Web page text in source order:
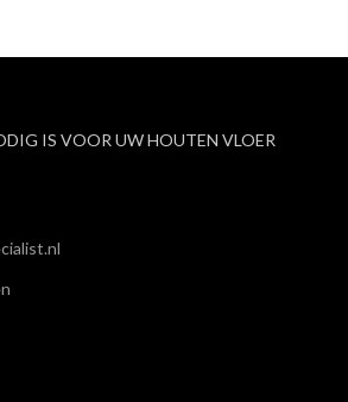
IS VOOR UW HOUTEN VLOER